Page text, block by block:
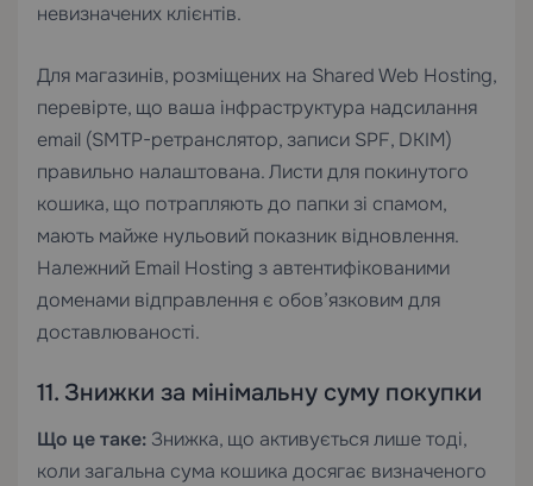
невизначених клієнтів.
Для магазинів, розміщених на Shared Web Hosting,
перевірте, що ваша інфраструктура надсилання
email (SMTP-ретранслятор, записи SPF, DKIM)
правильно налаштована. Листи для покинутого
кошика, що потрапляють до папки зі спамом,
мають майже нульовий показник відновлення.
Належний Email Hosting з автентифікованими
доменами відправлення є обов’язковим для
доставлюваності.
11. Знижки за мінімальну суму покупки
Що це таке: Знижка, що активується лише тоді,
коли загальна сума кошика досягає визначеного